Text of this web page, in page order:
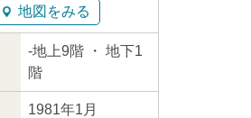
地図をみる
-地上9階 ・ 地下1
階
1981年1月